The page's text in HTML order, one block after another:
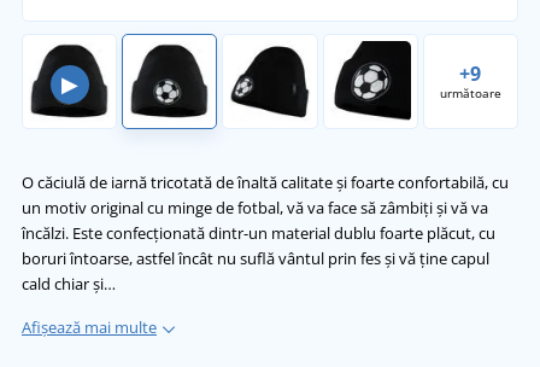
▶ +9
următoare
O căciulă de iarnă tricotată de înaltă calitate și foarte confortabilă, cu
un motiv original cu minge de fotbal, vă va face să zâmbiți și vă va
încălzi. Este confecționată dintr-un material dublu foarte plăcut, cu
boruri întoarse, astfel încât nu suflă vântul prin fes și vă ține capul
cald chiar și…
Afișează mai multe